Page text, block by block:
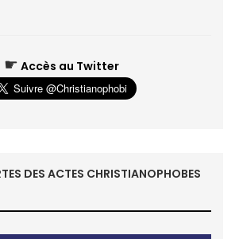
☛ Accès au Twitter
DES ACTES CHRISTIANOPHOBES